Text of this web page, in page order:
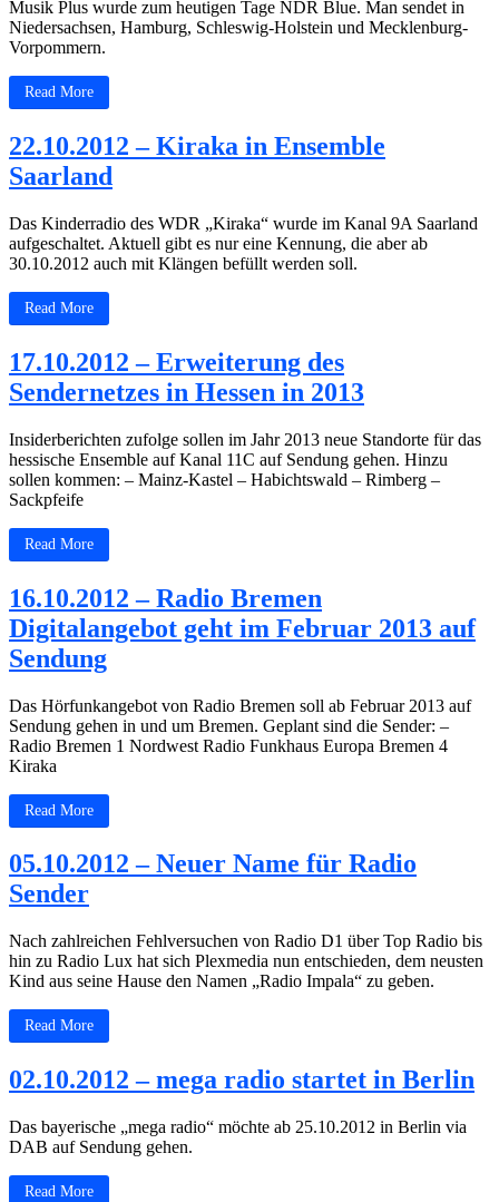
Musik Plus wurde zum heutigen Tage NDR Blue. Man sendet in
Niedersachsen, Hamburg, Schleswig-Holstein und Mecklenburg-
Vorpommern.
Read More
22.10.2012 – Kiraka in Ensemble
Saarland
Das Kinderradio des WDR „Kiraka“ wurde im Kanal 9A Saarland
aufgeschaltet. Aktuell gibt es nur eine Kennung, die aber ab
30.10.2012 auch mit Klängen befüllt werden soll.
Read More
17.10.2012 – Erweiterung des
Sendernetzes in Hessen in 2013
Insiderberichten zufolge sollen im Jahr 2013 neue Standorte für das
hessische Ensemble auf Kanal 11C auf Sendung gehen. Hinzu
sollen kommen: – Mainz-Kastel – Habichtswald – Rimberg –
Sackpfeife
Read More
16.10.2012 – Radio Bremen
Digitalangebot geht im Februar 2013 auf
Sendung
Das Hörfunkangebot von Radio Bremen soll ab Februar 2013 auf
Sendung gehen in und um Bremen. Geplant sind die Sender: –
Radio Bremen 1 Nordwest Radio Funkhaus Europa Bremen 4
Kiraka
Read More
05.10.2012 – Neuer Name für Radio
Sender
Nach zahlreichen Fehlversuchen von Radio D1 über Top Radio bis
hin zu Radio Lux hat sich Plexmedia nun entschieden, dem neusten
Kind aus seine Hause den Namen „Radio Impala“ zu geben.
Read More
02.10.2012 – mega radio startet in Berlin
Das bayerische „mega radio“ möchte ab 25.10.2012 in Berlin via
DAB auf Sendung gehen.
Read More